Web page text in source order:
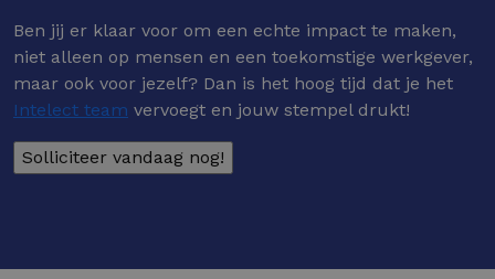
Ben jij er klaar voor om een echte impact te maken,
niet alleen op mensen en een toekomstige werkgever,
maar ook voor jezelf? Dan is het hoog tijd dat je het
Intelect team vervoegt en jouw stempel drukt!